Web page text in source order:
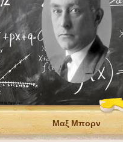
Μαξ Μπορν